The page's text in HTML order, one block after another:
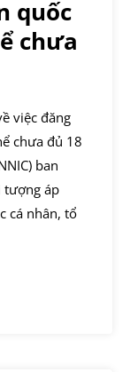
quốc
chưa
việc đăng
chưa đủ 18
ban
tượng áp
cá nhân, tổ